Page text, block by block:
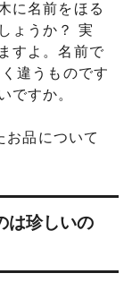
に名前をほる
ょうか？ 実
すよ。名前で
違うものです
ですか。
お品について
は珍しいの